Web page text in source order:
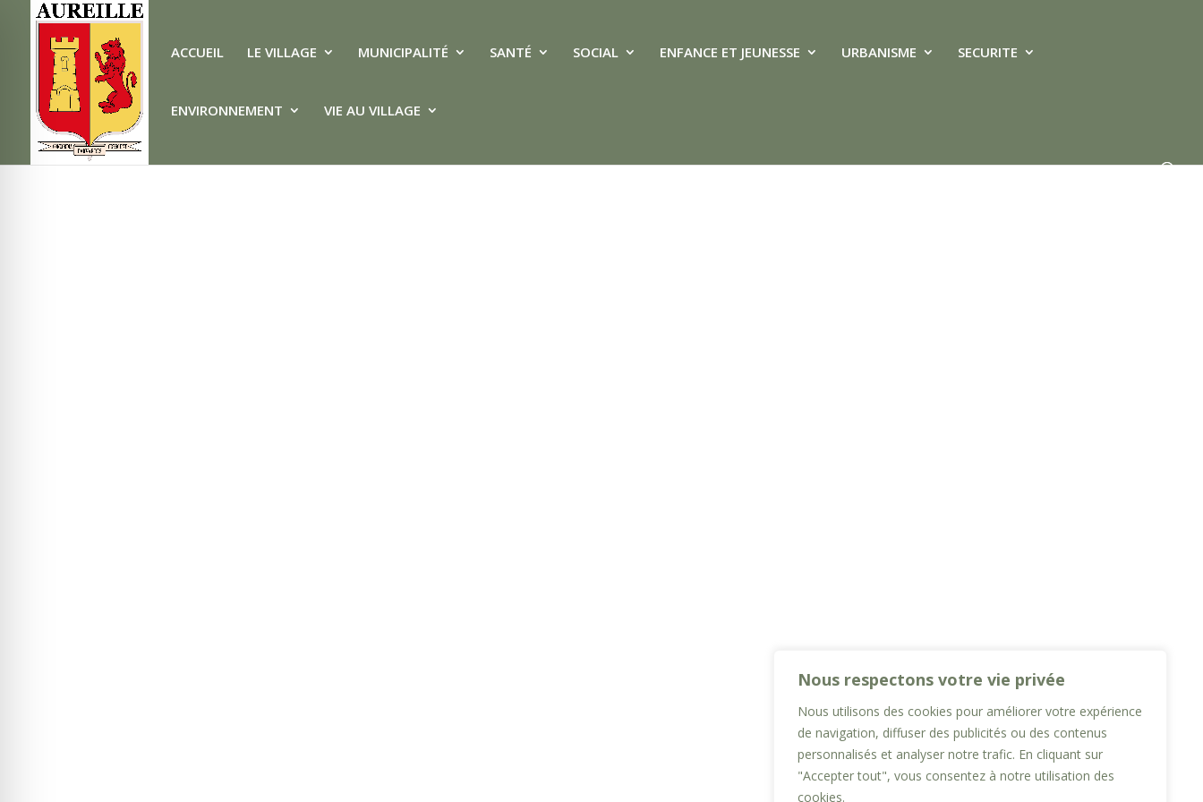
Nous respectons votre vie privée
Nous utilisons des cookies pour améliorer votre expérience
de navigation, diffuser des publicités ou des contenus
personnalisés et analyser notre trafic. En cliquant sur
"Accepter tout", vous consentez à notre utilisation des
cookies.
ACCUEIL LE VILLAGE MUNICIPALITÉ SANTÉ SOCIAL ENFANCE ET JEUNESSE URBANISME SECURITE
ENVIRONNEMENT VIE AU VILLAGE
CONTRAT DE LOCATION DU GÎTE D’ÉTAPE COMMUNAL ...
Fév 8, 2024